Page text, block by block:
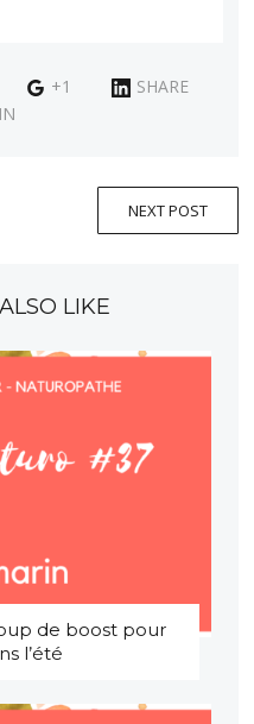
+1
SHARE
NEXT POST
LIKE
de boost pour
l’été